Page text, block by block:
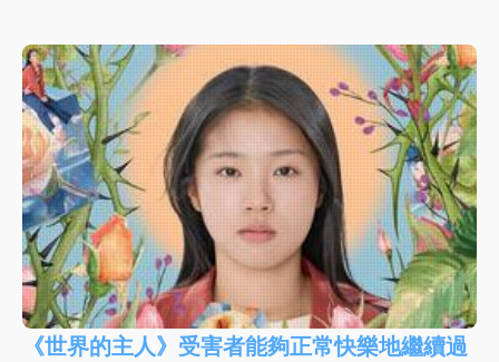
《世界的主人》受害者能夠正常快樂地繼續過